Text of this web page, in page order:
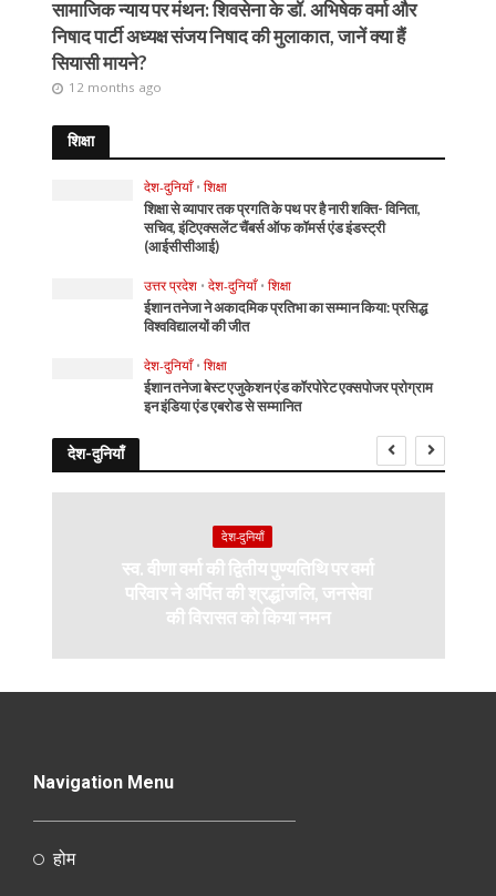
सामाजिक न्याय पर मंथन: शिवसेना के डॉ. अभिषेक वर्मा और
निषाद पार्टी अध्यक्ष संजय निषाद की मुलाकात, जानें क्या हैं
सियासी मायने?
12 months ago
शिक्षा
देश-दुनियाँ • शिक्षा
शिक्षा से व्यापार तक प्रगति के पथ पर है नारी शक्ति- विनिता,
सचिव, इंटिएक्सलेंट चैंबर्स ऑफ कॉमर्स एंड इंडस्ट्री
(आईसीसीआई)
उत्तर प्रदेश • देश-दुनियाँ • शिक्षा
ईशान तनेजा ने अकादमिक प्रतिभा का सम्मान किया: प्रसिद्ध
विश्वविद्यालयों की जीत
देश-दुनियाँ • शिक्षा
ईशान तनेजा बेस्ट एजुकेशन एंड कॉरपोरेट एक्सपोजर प्रोग्राम
इन इंडिया एंड एबरोड से सम्मानित
देश-दुनियाँ
देश-दुनियाँ
स्व. वीणा वर्मा की द्वितीय पुण्यतिथि पर वर्मा
परिवार ने अर्पित की श्रद्धांजलि, जनसेवा
की विरासत को किया नमन
Navigation Menu
होम